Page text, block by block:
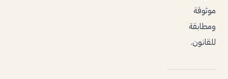
موثوقة
ومطابقة
للقانون.